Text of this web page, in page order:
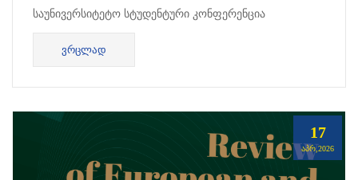
საუნივერსიტეტო სტუდენტური კონფერენცია
ინტერდისციპლინურია და მასში მონაწილეობის მ...
ᲕᲠᲪᲚᲐᲓ
17
ᲐᲞᲠ,2026